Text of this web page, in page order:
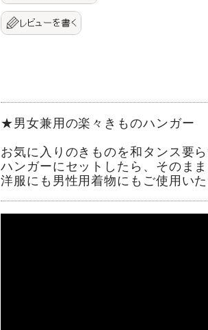
★男女兼用の楽々きものハンガー
お気に入りのきものを和タンス要
ハンガーにセットしたら、そのまま
洋服にも男性用着物にもご使用いた